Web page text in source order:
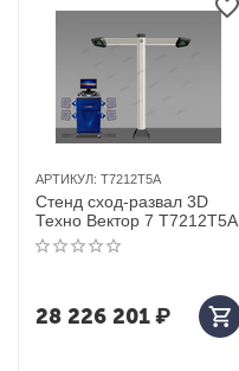
АРТИКУЛ: T7212T5A
Стенд сход-развал 3D
Техно Вектор 7 T7212T5A
28 226 201₽